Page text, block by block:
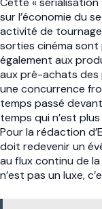
sur l’économie du
activité de
sorties cinéma sont
également aux
aux pré-achats des
une concurrence
temps passé
temps qui n’est
Pour la rédaction
doit redevenir un
au flux continu de la
n’est pas un luxe,